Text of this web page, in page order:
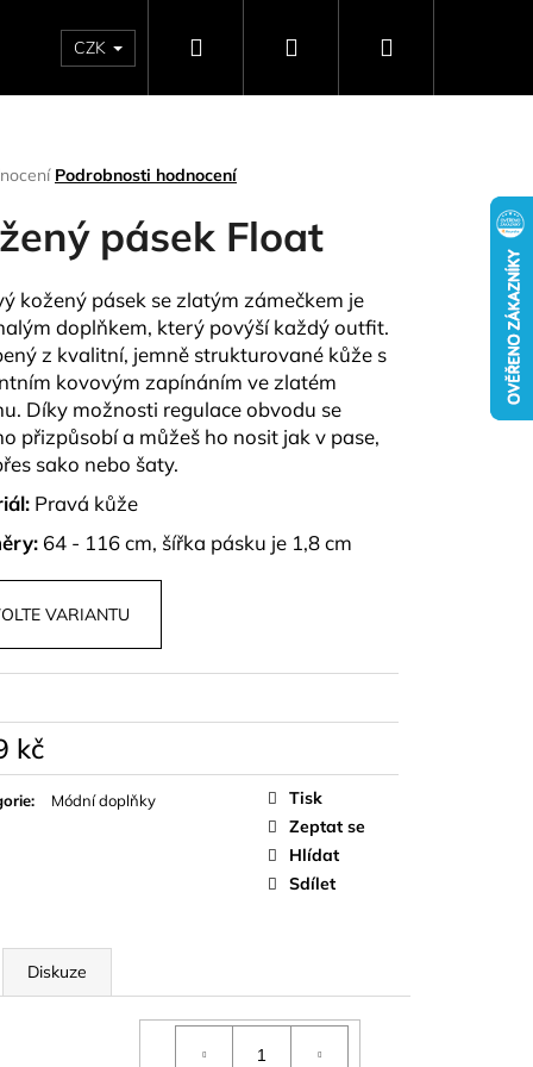
NAPIŠTE NÁM DÁRKOVÉ POUKAZY
CZK Hledat PřihlášeníNákupní
Podrobnosti hodnocení
pásek Float
kožený pásek se zlatým zámečkem je
doplňkem, který povýší každý outfit.
z kvalitní, jemně strukturované kůže s
kovovým zapínáním ve zlatém
Díky možnosti regulace obvodu se
přizpůsobí a můžeš ho nosit jak v pase,
sako nebo šaty.
Pravá kůže
64 - 116 cm, šířka pásku je 1,8 cm
VARIANTU
kč
: Módní doplňky
Tisk
Zeptat se
Hlídat
Sdílet
Diskuze
A KALHOT S